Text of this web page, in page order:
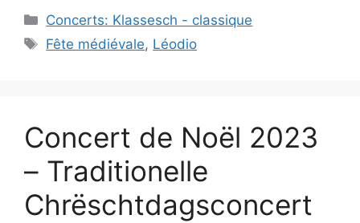
Catégories
Concerts: Klassesch - classique
Étiquettes
Fête médiévale, Léodio
Concert de Noël 2023
– Traditionelle
Chrëschtdagsconcert